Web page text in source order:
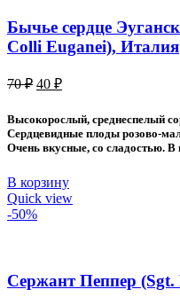
Бычье сердце
Colli Euganei), Италия
70₽ Первоначальная
составляла
70 ₽.
40 ₽Текущая
40 ₽.
Высокорослый, среднеспелый
Сердцевидные плоды розово-
Очень вкусные, со сладостью. В
В корзину
Quick view
-50%
Сержант Пеппер (Sgt.